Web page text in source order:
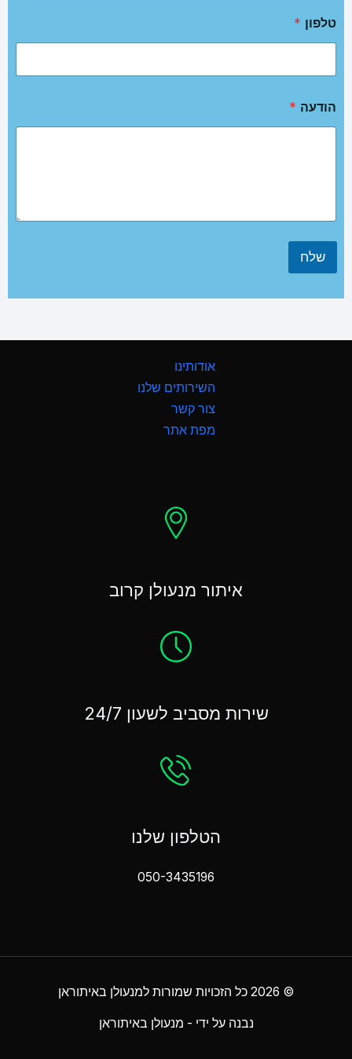
טלפון *
הודעה *
שלח
אודותינו
השירותים שלנו
צור קשר
מפת אתר
איתור מנעולן קרוב
שירות מסביב לשעון 24/7
הטלפון שלנו
050-3435196
© 2026 כל הזכויות שמורות למנעולן באיתוראן
נבנה על ידי - מנעולן באיתוראן